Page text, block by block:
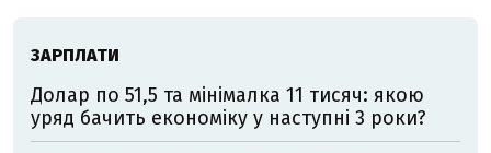
ЗАРПЛАТИ
Долар по 51,5 та мінімалка 11 тисяч: якою
уряд бачить економіку у наступні 3 роки?